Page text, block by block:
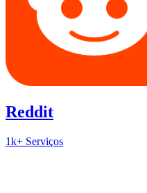
Reddit
1k+ Serviços